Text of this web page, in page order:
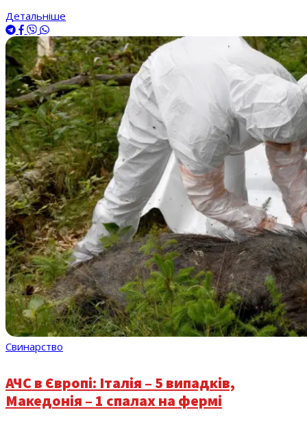
Детальніше
Свинарство
АЧС в Європі: Італія – 5 випадків,
Македонія – 1 спалах на фермі